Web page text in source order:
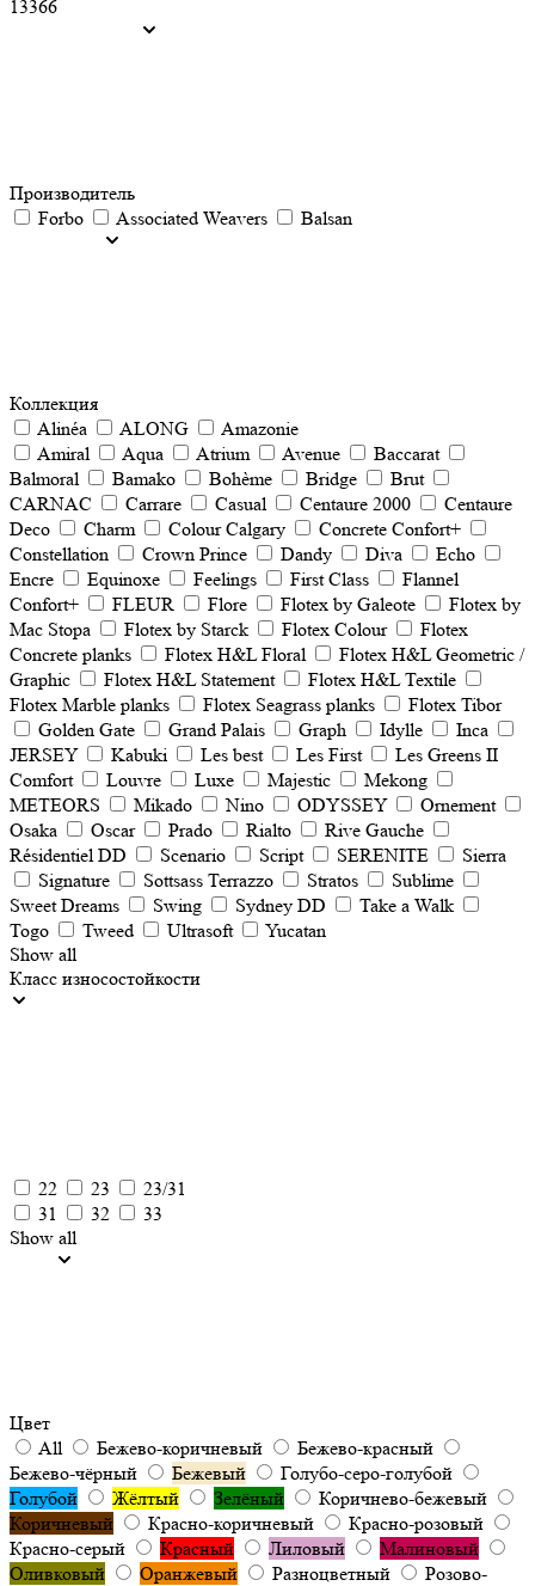
13366
Производитель
Forbo
Associated Weavers Balsan
Коллекция
Alinéa
ALONG
Amazonie
Amiral
Aqua Atrium Avenue
Baccarat
Balmoral
Bamako Bohème Bridge
Brut
CARNAC
Carrare Casual Centaure 2000
Centaure
Deco
Charm Colour Calgary
Concrete Confort+
Constellation
Crown Prince Dandy Diva
Echo
Encre
Equinoxe Feelings First Class
Flannel
Confort+
FLEUR Flore Flotex by Galeote
Flotex by
Mac Stopa
Flotex by Starck Flotex Colour
Flotex
Concrete planks
Flotex H&L Floral
Flotex H&L Geometric /
Graphic
Flotex H&L Statement
Flotex H&L Textile
Flotex Marble planks
Flotex Seagrass planks
Flotex Tibor
Golden Gate
Grand Palais Graph Idylle
Inca
JERSEY
Kabuki Les best Les First
Les Greens II
Comfort
Louvre Luxe Majestic
Mekong
METEORS
Mikado Nino ODYSSEY
Ornement
Osaka
Oscar Prado Rialto
Rive Gauche
Résidentiel DD
Scenario Script SERENITE
Sierra
Signature
Sottsass Terrazzo Stratos
Sublime
Sweet Dreams
Swing Sydney DD
Take a Walk
Togo
Tweed Ultrasoft
Yucatan
Show all
Класс износостойкости
22 23
23/31
31
32
33
Show all
Цвет
All
Бежево-коричневый
Бежево-красный
Бежево-чёрный
Бежевый
Голубо-серо-голубой
Голубой
Жёлтый Зелёный
Коричнево-бежевый
Коричневый
Красно-коричневый
Красно-розовый
Красно-серый
Красный Лиловый
Малиновый
Оливковый
Оранжевый Разноцветный
Розово-